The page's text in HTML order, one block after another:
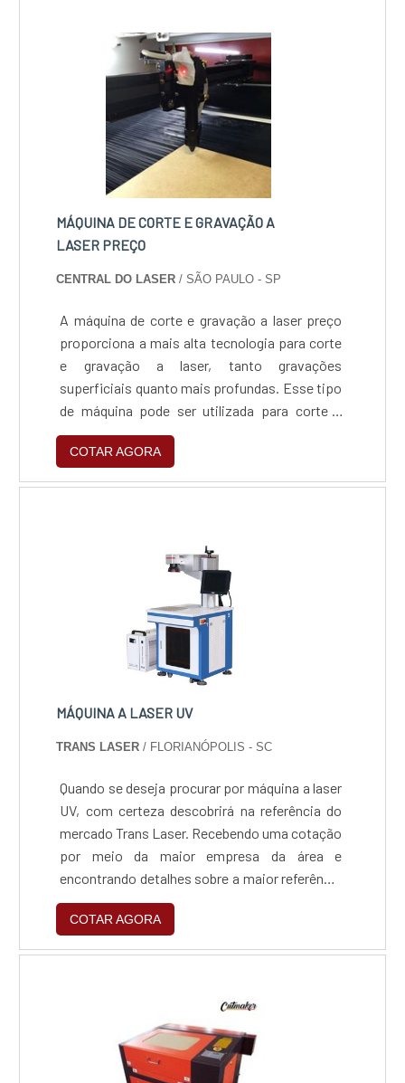
MÁQUINA DE CORTE E GRAVAÇÃO A
LASER PREÇO
CENTRAL DO LASER / SÃO PAULO - SP
A máquina de corte e gravação a laser preço
proporciona a mais alta tecnologia para corte
e gravação a laser, tanto gravações
superficiais quanto mais profundas. Esse tipo
de máquina pode ser utilizada para corte e
gravação de materiais como: Vidro; Madeira;
Plástico; Aço; Entre outros.As
funcionalidades desta máquina A máquina de
capaz de derreter ou evapo....
COTAR AGORA
MÁQUINA A LASER UV
TRANS LASER / FLORIANÓPOLIS - SC
Quando se deseja procurar por máquina a laser
UV, com certeza descobrirá na referência do
mercado Trans Laser. Recebendo uma cotação
por meio da maior empresa da área e
encontrando detalhes sobre a maior referência
de qualidade, a compra é mais segura.Quando
o assunto é máquina a laser UV, com a Trans
Laser alcançará precisão com equipamentos
benefício.MAIS INFORMAÇÕES RELEVANTES
SOBRE A MÁQUINA A LASER UVHá muitas
maneiras eficientes de demonstrar
COTAR AGORA